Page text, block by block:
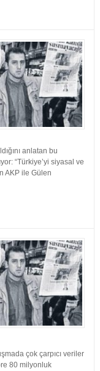
anlatan bu
“Türkiye’yi siyasal ve
AKP ile Gülen
çok çarpıcı veriler
80 milyonluk